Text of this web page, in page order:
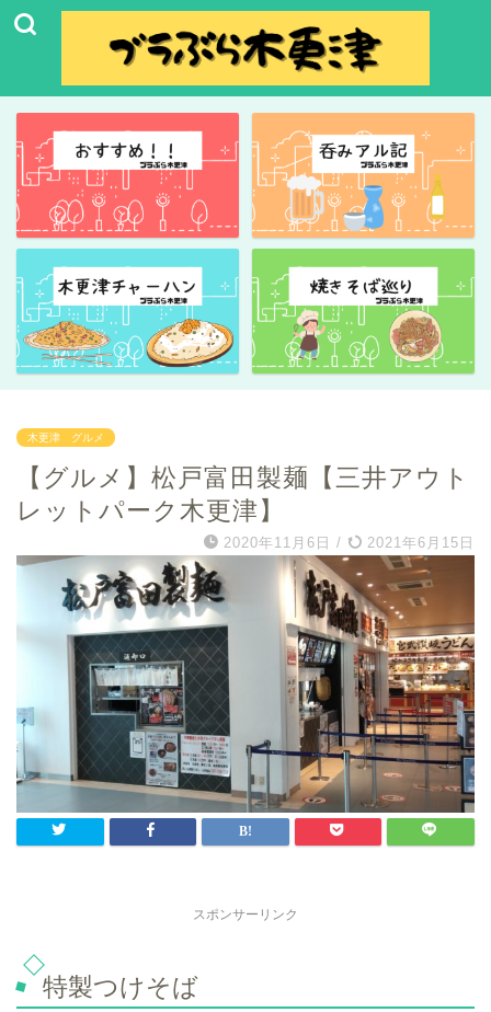
木更津 グルメ
【グルメ】松戸富田製麺【三井アウト
レットパーク木更津】
2020年11月6日 / 2021年6月15日
スポンサーリンク
特製つけそば